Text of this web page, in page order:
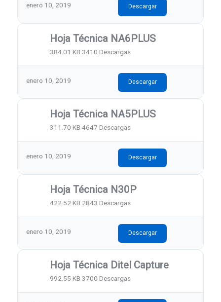
enero 10, 2019 Descargar
Hoja Técnica NA6PLUS
384.01 KB3410 Descargas
enero 10, 2019 Descargar
Hoja Técnica NA5PLUS
311.70 KB4647 Descargas
enero 10, 2019 Descargar
Hoja Técnica N30P
422.52 KB 2843 Descargas
enero 10, 2019 Descargar
Hoja Técnica Ditel Capture
992.55 KB3700 Descargas